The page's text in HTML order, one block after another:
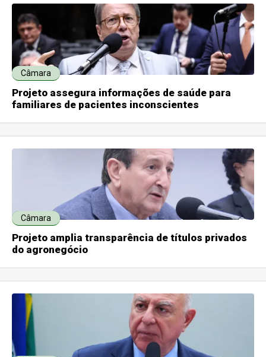
Câmara
Projeto assegura informações de saúde para
familiares de pacientes inconscientes
Câmara
Projeto amplia transparência de títulos privados
do agronegócio